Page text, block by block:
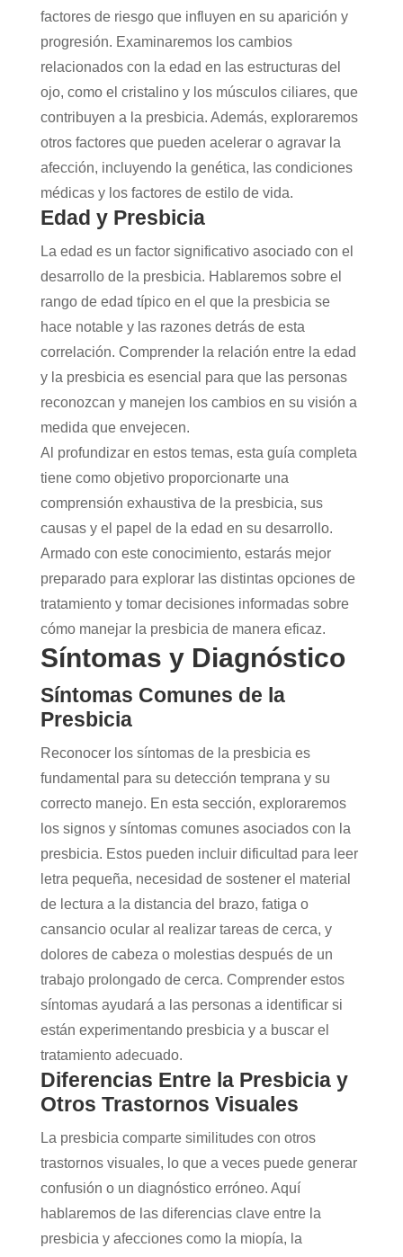
factores de riesgo que influyen en su aparición y
progresión. Examinaremos los cambios
relacionados con la edad en las estructuras del
ojo, como el cristalino y los músculos ciliares, que
contribuyen a la presbicia. Además, exploraremos
otros factores que pueden acelerar o agravar la
afección, incluyendo la genética, las condiciones
médicas y los factores de estilo de vida.
Edad y Presbicia
La edad es un factor significativo asociado con el
desarrollo de la presbicia. Hablaremos sobre el
rango de edad típico en el que la presbicia se
hace notable y las razones detrás de esta
correlación. Comprender la relación entre la edad
y la presbicia es esencial para que las personas
reconozcan y manejen los cambios en su visión a
medida que envejecen.
Al profundizar en estos temas, esta guía completa
tiene como objetivo proporcionarte una
comprensión exhaustiva de la presbicia, sus
causas y el papel de la edad en su desarrollo.
Armado con este conocimiento, estarás mejor
preparado para explorar las distintas opciones de
tratamiento y tomar decisiones informadas sobre
cómo manejar la presbicia de manera eficaz.
Síntomas y Diagnóstico
Síntomas Comunes de la
Presbicia
Reconocer los síntomas de la presbicia es
fundamental para su detección temprana y su
correcto manejo. En esta sección, exploraremos
los signos y síntomas comunes asociados con la
presbicia. Estos pueden incluir dificultad para leer
letra pequeña, necesidad de sostener el material
de lectura a la distancia del brazo, fatiga o
cansancio ocular al realizar tareas de cerca, y
dolores de cabeza o molestias después de un
trabajo prolongado de cerca. Comprender estos
síntomas ayudará a las personas a identificar si
están experimentando presbicia y a buscar el
tratamiento adecuado.
Diferencias Entre la Presbicia y
Otros Trastornos Visuales
La presbicia comparte similitudes con otros
trastornos visuales, lo que a veces puede generar
confusión o un diagnóstico erróneo. Aquí
hablaremos de las diferencias clave entre la
presbicia y afecciones como la miopía, la